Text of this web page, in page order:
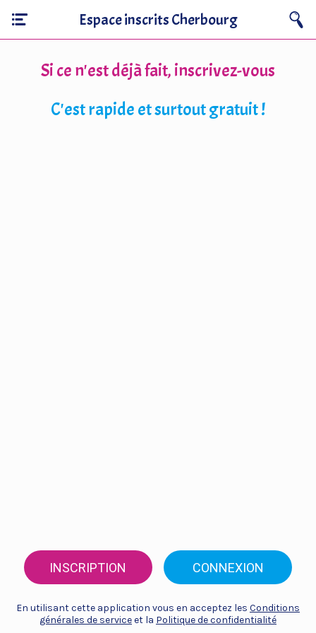
Espace inscrits Cherbourg
Si ce n'est déjà fait, inscrivez-vous
C'est rapide et surtout gratuit !
INSCRIPTION CONNEXION
En utilisant cette application vous en acceptez les Conditions
générales de serviceet la Politique de confidentialité